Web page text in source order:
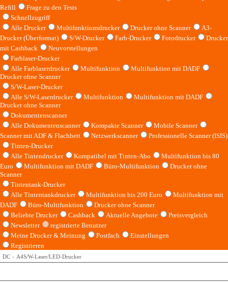
Refill
Frage zu den Tests
Schnellzugriff
Alle Drucker
Multifunktionsdrucker Drucker ohne Scanner
A3-
Drucker (Überformat)
S/W-Drucker Farb-Drucker Fotodrucker
Drucker
mit Cashback
Neuvorstellungen
Farblaser-Drucker
Alle Farblaserdrucker
Multifunktion
Multifunktion mit DADF
Drucker ohne Scanner
S/W-Laser-Drucker
Alle S/W-Laserdrucker
Multifunktion
Multifunktion mit DADF
Drucker ohne Scanner
Dokumentenscanner
Alle Dokumentenscanner
Kompakte Scanner
Mobile Scanner
Scanner mit ADF & Flachbett
Netzwerkscanner
Professionelle Scanner (ISIS)
Tinten-Drucker
Alle Tintendrucker
Kompatibel mit Tinten-Abo
Multifunktion bis 80
Euro
Multifunktion mit DADF Büro-Multifunktion
Drucker ohne
Scanner
Tintentank-Drucker
Alle Tintentankdrucker
Multifunktion bis 200 Euro
Multifunktion mit
DADF
Büro-Multifunktion
Drucker ohne Scanner
Beliebte Drucker
Cashback Aktuelle Angebote
Preisvergleich
Newsletter
registrierte Benutzer
Meine Drucker & Meinung
Postfach
Einstellungen
Registrieren
DC A4S/W-Laser/LED-Drucker